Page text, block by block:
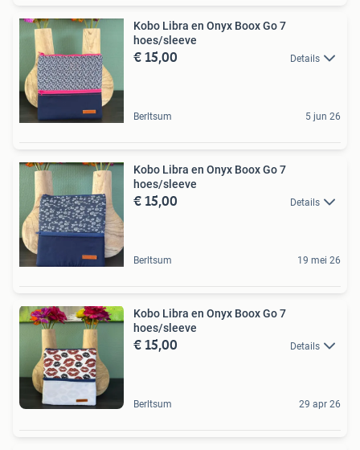
Kobo Libra en Onyx Boox Go 7
hoes/sleeve
€ 15,00 Details
Berltsum 5 jun 26
Kobo Libra en Onyx Boox Go 7
hoes/sleeve
€ 15,00 Details
Berltsum 19 mei 26
Kobo Libra en Onyx Boox Go 7
hoes/sleeve
€ 15,00 Details
Berltsum 29 apr 26